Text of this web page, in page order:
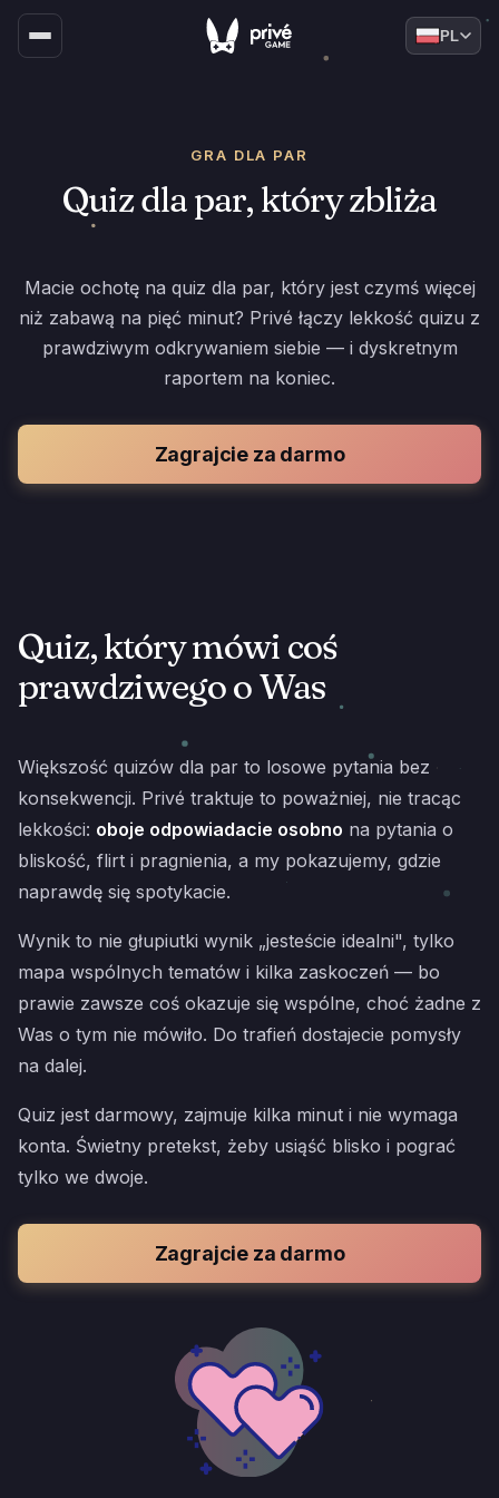
PL
GRA DLA PAR
Quiz dla par, który zbliża
Macie ochotę na quiz dla par, który jest czymś więcej
niż zabawą na pięć minut? Privé łączy lekkość quizu z
prawdziwym odkrywaniem siebie — i dyskretnym
raportem na koniec.
Zagrajcie za darmo
Quiz, który mówi coś
prawdziwego o Was
Większość quizów dla par to losowe pytania bez
konsekwencji. Privé traktuje to poważniej, nie tracąc
lekkości: oboje odpowiadacie osobno na pytania o
bliskość, flirt i pragnienia, a my pokazujemy, gdzie
naprawdę się spotykacie.
Wynik to nie głupiutki wynik „jesteście idealni", tylko
mapa wspólnych tematów i kilka zaskoczeń — bo
prawie zawsze coś okazuje się wspólne, choć żadne z
Was o tym nie mówiło. Do trafień dostajecie pomysły
na dalej.
Quiz jest darmowy, zajmuje kilka minut i nie wymaga
konta. Świetny pretekst, żeby usiąść blisko i pograć
tylko we dwoje.
Zagrajcie za darmo